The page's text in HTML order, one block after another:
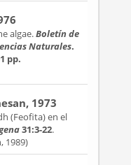
algae.Boletín de
Naturales.
pp.
1973
(Feofita) en el
31:3-22.
1989)